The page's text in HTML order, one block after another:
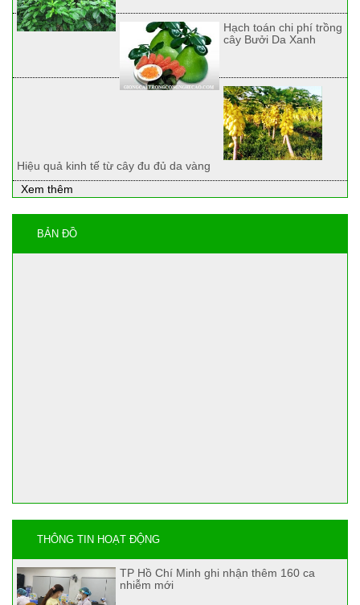
Hạch toán chi phí trồng
cây Bưởi Da Xanh
Hiệu quả kinh tế từ cây đu đủ da vàng
Xem thêm
BẢN ĐỒ
THÔNG TIN HOẠT ĐỘNG
TP Hồ Chí Minh ghi nhận thêm 160 ca
nhiễm mới